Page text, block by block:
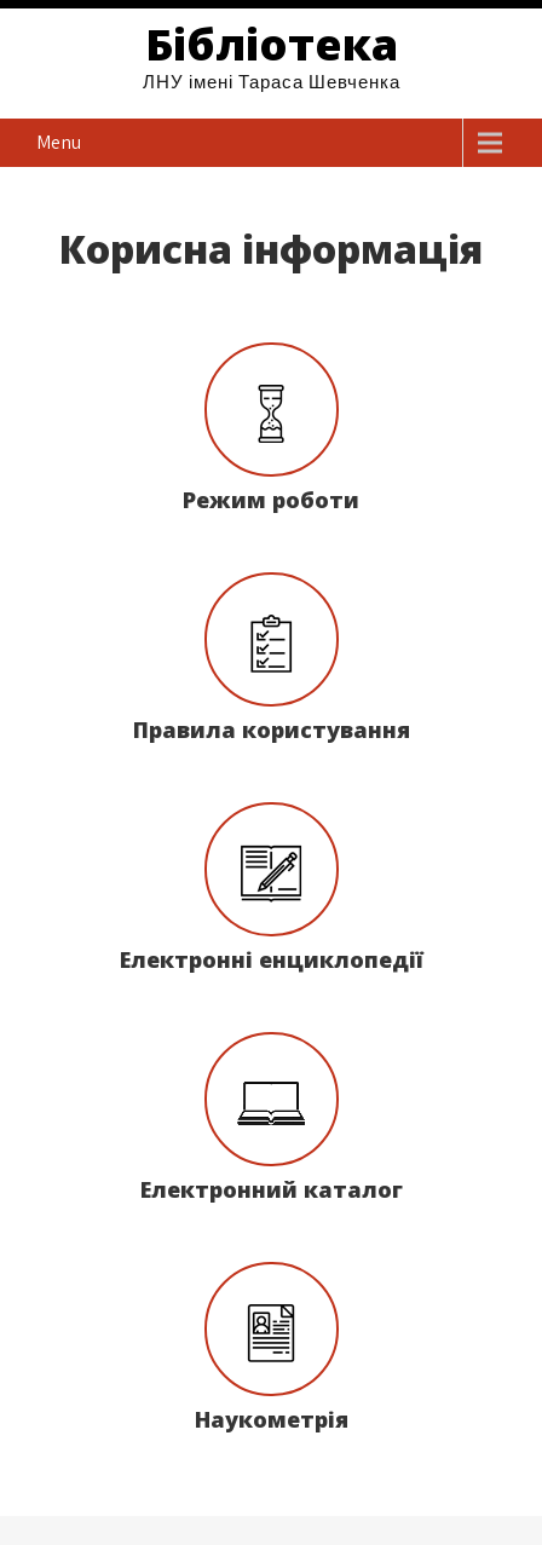
Бібліотека
ЛНУ імені Тараса Шевченка
Menu
Корисна інформація
Режим роботи
Правила користування
Електронні енциклопедії
Електронний каталог
Наукометрія